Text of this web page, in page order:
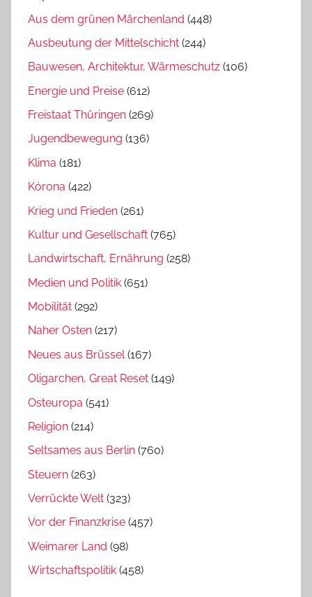
Aus dem grünen Märchenland (448)
Ausbeutung der Mittelschicht (244)
Bauwesen, Architektur, Wärmeschutz (106)
Energie und Preise (612)
Freistaat Thüringen (269)
Jugendbewegung (136)
Klima (181)
Kórona (422)
Krieg und Frieden (261)
Kultur und Gesellschaft (765)
Landwirtschaft, Ernährung (258)
Medien und Politik (651)
Mobilität (292)
Naher Osten (217)
Neues aus Brüssel (167)
Oligarchen, Great Reset (149)
Osteuropa (541)
Religion (214)
Seltsames aus Berlin (760)
Steuern (263)
Verrückte Welt (323)
Vor der Finanzkrise (457)
Weimarer Land (98)
Wirtschaftspolitik (458)